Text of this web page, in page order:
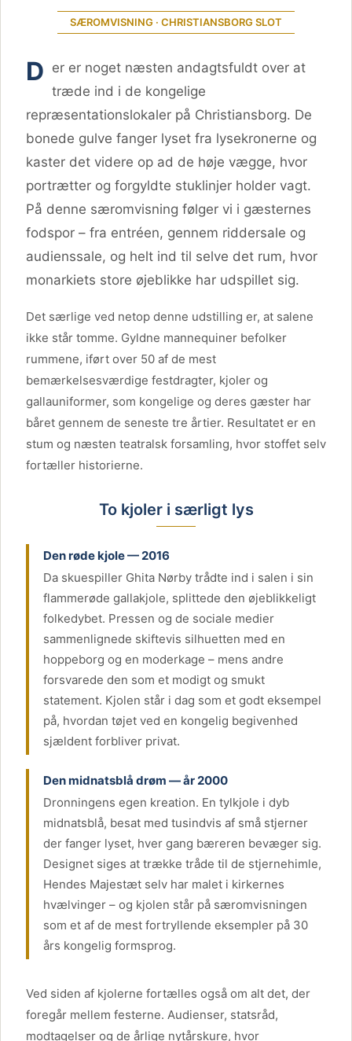
SÆROMVISNING · CHRISTIANSBORG SLOT
D er er noget næsten andagtsfuldt over at
træde ind i de kongelige
repræsentationslokaler på Christiansborg. De
bonede gulve fanger lyset fra lysekronerne og
kaster det videre op ad de høje vægge, hvor
portrætter og forgyldte stuklinjer holder vagt.
På denne særomvisning følger vi i gæsternes
fodspor – fra entréen, gennem riddersale og
audienssale, og helt ind til selve det rum, hvor
monarkiets store øjeblikke har udspillet sig.
Det særlige ved netop denne udstilling er, at salene
ikke står tomme. Gyldne mannequiner befolker
rummene, iført over 50 af de mest
bemærkelsesværdige festdragter, kjoler og
gallauniformer, som kongelige og deres gæster har
båret gennem de seneste tre årtier. Resultatet er en
stum og næsten teatralsk forsamling, hvor stoffet selv
fortæller historierne.
To kjoler i særligt lys
Den røde kjole — 2016
Da skuespiller Ghita Nørby trådte ind i salen i sin
flammerøde gallakjole, splittede den øjeblikkeligt
folkedybet. Pressen og de sociale medier
sammenlignede skiftevis silhuetten med en
hoppeborg og en moderkage – mens andre
forsvarede den som et modigt og smukt
statement. Kjolen står i dag som et godt eksempel
på, hvordan tøjet ved en kongelig begivenhed
sjældent forbliver privat.
Den midnatsblå drøm — år 2000
Dronningens egen kreation. En tylkjole i dyb
midnatsblå, besat med tusindvis af små stjerner
der fanger lyset, hver gang bæreren bevæger sig.
Designet siges at trække tråde til de stjernehimle,
Hendes Majestæt selv har malet i kirkernes
hvælvinger – og kjolen står på særomvisningen
som et af de mest fortryllende eksempler på 30
års kongelig formsprog.
Ved siden af kjolerne fortælles også om alt det, der
foregår mellem festerne. Audienser, statsråd,
modtagelser og de årlige nytårskure, hvor